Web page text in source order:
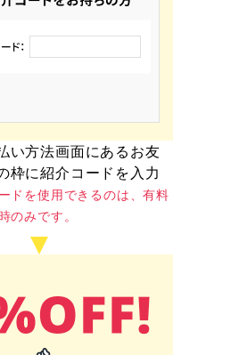
い方法画面にあるお友
枠に紹介コードを入力
ドを使用できるのは、有料
のみです。